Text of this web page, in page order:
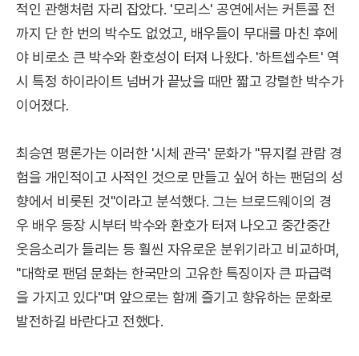
적인 관행처럼 자리 잡았다. '모리스' 공연에서는 커튼콜 전
까지 단 한 번의 박수도 없었고, 배우들이 무대를 마친 후에
야 비로소 큰 박수와 환호성이 터져 나왔다. '하트셉수트' 역
시 특정 하이라이트 넘버가 끝났을 때만 짧고 강렬한 박수가
이어졌다.
최승연 평론가는 이러한 '시체 관극' 문화가 "뮤지컬 관람 경
험을 개인적이고 사적인 것으로 만들고 싶어 하는 팬덤의 성
향에서 비롯된 것"이라고 분석했다. 그는 브로드웨이의 경
우 배우 등장 시부터 박수와 환호가 터져 나오고 중간중간
웃음소리가 들리는 등 훨씬 자유로운 분위기라고 비교하며,
"대학로 팬덤 문화는 한국만의 고유한 특징이자 큰 파급력
을 가지고 있다"며 앞으로는 함께 즐기고 향유하는 문화로
발전하길 바란다고 전했다.